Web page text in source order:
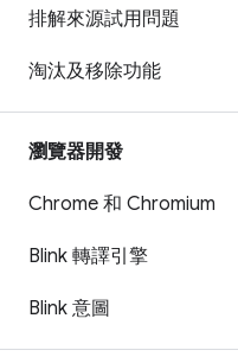
排解來源試用問題
淘汰及移除功能
瀏覽器開發
Chrome 和 Chromium
Blink 轉譯引擎
Blink 意圖